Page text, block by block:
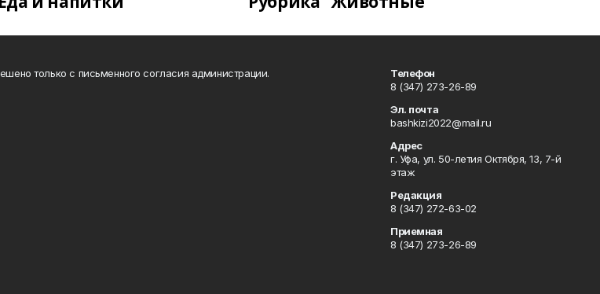
только с письменного согласия администрации.
Телефон
8 (347) 273-26-89
Эл. почта
bashkizi2022@mail.ru
Адрес
г. Уфа, ул. 50-летия Октября, 13, 7-й
этаж
Редакция
8 (347) 272-63-02
Приемная
8 (347) 273-26-89